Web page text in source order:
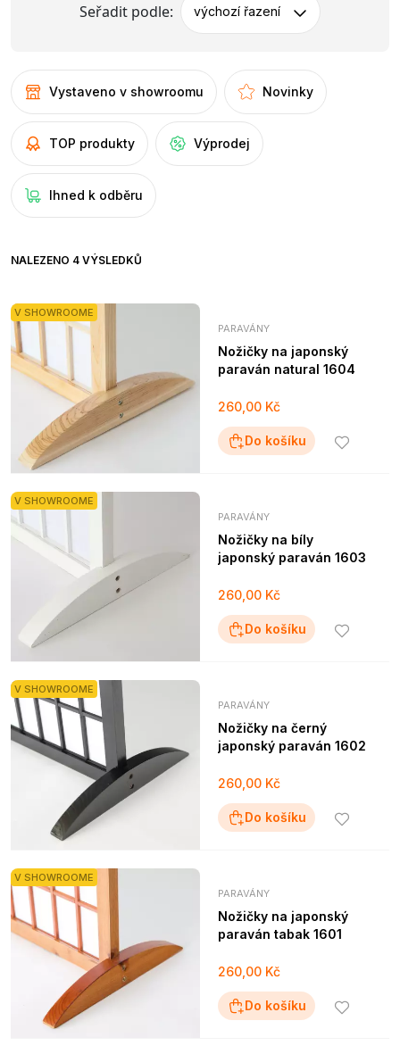
Seřadit podle: výchozí řazení
Vystaveno v showroomu Novinky
TOP produkty Výprodej
Ihned k odběru
NALEZENO 4 VÝSLEDKŮ
V SHOWROOME
PARAVÁNY
Nožičky na japonský
paraván natural 1604
260,00 Kč
Do košíku
V SHOWROOME
PARAVÁNY
Nožičky na bíly
japonský paraván 1603
260,00 Kč
Do košíku
V SHOWROOME
PARAVÁNY
Nožičky na černý
japonský paraván 1602
260,00 Kč
Do košíku
V SHOWROOME
PARAVÁNY
Nožičky na japonský
paraván tabak 1601
260,00 Kč
Do košíku